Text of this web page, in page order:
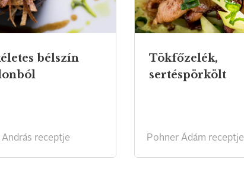
bélszín
András receptje
Tökfőzelék,
sertéspörkölt
Pohner Ádám receptje